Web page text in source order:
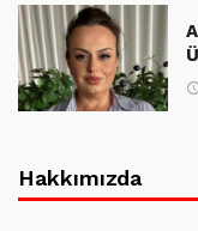
Hakkımızda